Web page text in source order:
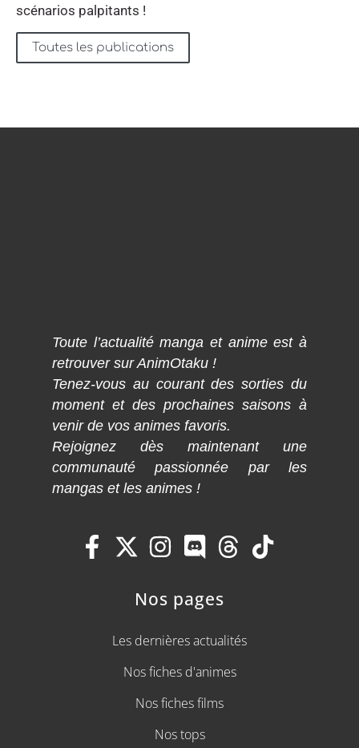
scénarios palpitants !
Toutes les publications
Toute l’actualité manga et anime est à
retrouver sur AnimOtaku !
Tenez-vous au courant des sorties du
moment et des prochaines saisons à
venir de vos animes favoris.
Rejoignez dès maintenant une
communauté passionnée par les
mangas et les animes !
Nos pages
Les dernières actualités
Nos fiches d'animes
Nos fiches films
Nos tops